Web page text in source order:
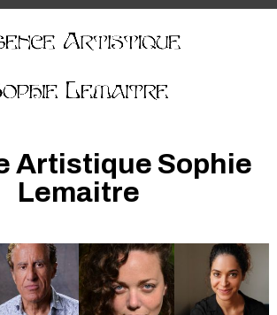
Artistique Sophie
Lemaitre